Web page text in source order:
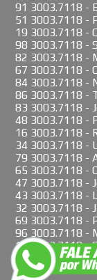
91 3003.7118 -
51 3003.7118 -
19 3003.7118 -
98 3003.7118 -
82 3003.7118 -
67 3003.7118 -
84 3003.7118 -
86 3003.7118 -
83 3003.7118 -
48 3003.7118 -
16 3003.7118 -
34 3003.7118 -
79 3003.7118 -
65 3003.7118 -
47 3003.7118 -
43 3003.7118 -
32 3003.7118 -
69 3003.7118 -
96 3003.7118 -
12 3003.7118 -